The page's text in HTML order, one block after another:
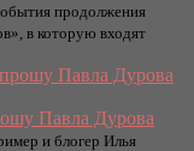
продолжения
в которую входят
Павла Дурова
и блогер Илья